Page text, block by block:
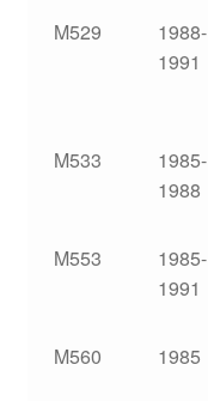
M529
1988-
1991
M533
1985-
1988
M553
1985-
1991
M560 1985